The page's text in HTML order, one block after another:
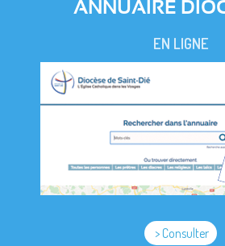
ANNUAIRE
EN LIGNE
> Consulter